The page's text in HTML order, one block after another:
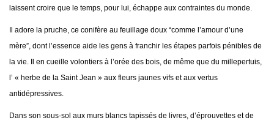
laissent croire que le temps, pour lui, échappe aux contraintes du monde.
Il adore la pruche, ce conifère au feuillage doux “comme l’amour d’une
mère”, dont l’essence aide les gens à franchir les étapes parfois pénibles de
la vie. Il en cueille volontiers à l’orée des bois, de même que du millepertuis,
l’ « herbe de la Saint Jean » aux fleurs jaunes vifs et aux vertus
antidépressives.
Dans son sous-sol aux murs blancs tapissés de livres, d’éprouvettes et de